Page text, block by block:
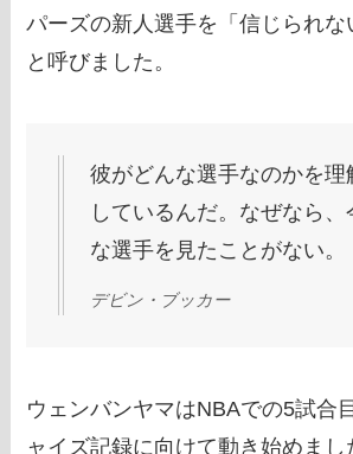
パーズの新人選手を「信じられな
と呼びました。
彼がどんな選手なのかを理
しているんだ。なぜなら、
な選手を見たことがない。
デビン・ブッカー
ウェンバンヤマはNBAでの5試合
ャイズ記録に向けて動き始めまし